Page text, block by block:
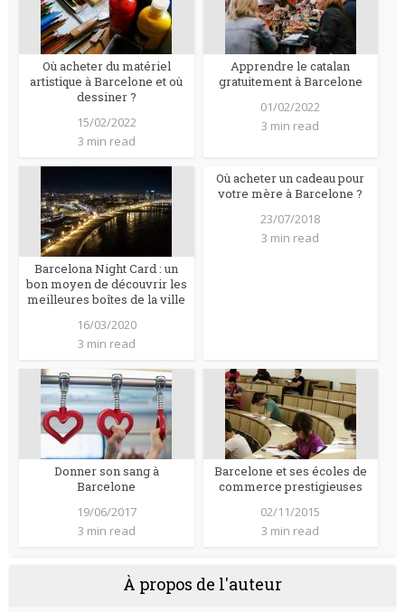
Où acheter du matériel
artistique à Barcelone et où
dessiner ?
15/02/2022
3 min read
Apprendre le catalan
gratuitement à Barcelone
01/02/2022
3 min read
Barcelona Night Card : un
bon moyen de découvrir les
meilleures boîtes de la ville
16/03/2020
3 min read
Où acheter un cadeau pour
votre mère à Barcelone ?
23/07/2018
3 min read
Donner son sang à
Barcelone
19/06/2017
3 min read
Barcelone et ses écoles de
commerce prestigieuses
02/11/2015
3 min read
À propos de l'auteur